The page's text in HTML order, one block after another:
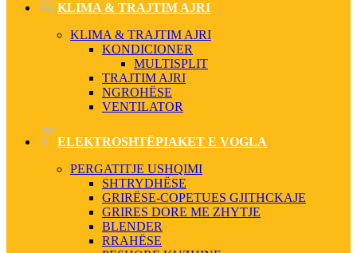
KLIMA & TRAJTIM AJRI
KLIMA & TRAJTIM AJRI
KONDICIONER
MULTISPLIT
TRAJTIM AJRI
NGROHËSE
VENTILATOR
ELEKTROSHTËPIAKET E VOGLA
PERGATITJE USHQIMI
SHTRYDHËSE
GRIRËSE-COPETUES GJITHCKAJE
GRIRES DORE ME ZHYTJE
BLENDER
RRAHËSE